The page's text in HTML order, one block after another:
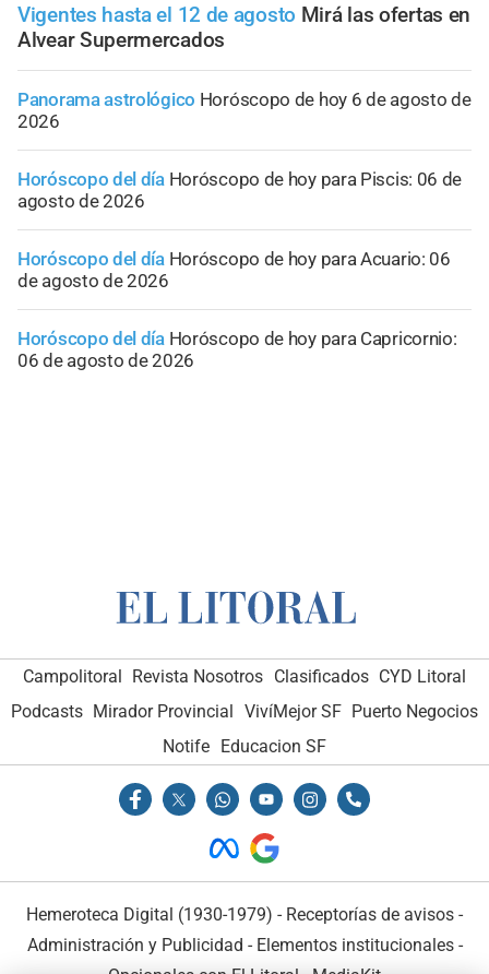
Vigentes hasta el 12 de agosto Mirá las ofertas en
Alvear Supermercados
Panorama astrológico Horóscopo de hoy 6 de agosto de
2026
Horóscopo del día Horóscopo de hoy para Piscis: 06 de
agosto de 2026
Horóscopo del día Horóscopo de hoy para Acuario: 06
de agosto de 2026
Horóscopo del día Horóscopo de hoy para Capricornio:
06 de agosto de 2026
Campolitoral Revista Nosotros Clasificados CYD Litoral
Podcasts Mirador Provincial VivíMejor SF Puerto Negocios
Notife Educacion SF
Hemeroteca Digital (1930-1979) - Receptorías de avisos -
Administración y Publicidad - Elementos institucionales-